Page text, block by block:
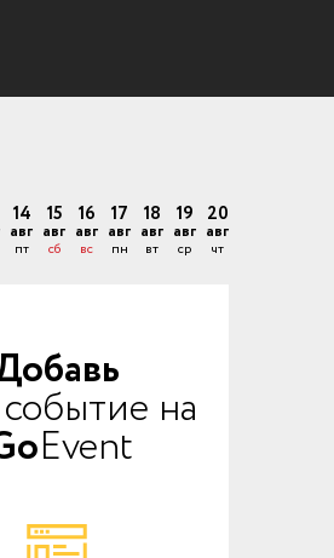
14
авг
пт
15
авг
сб
16
авг
вс
17
авг
пн
18
авг
вт
19
авг
ср
20
авг
чт
на
Event